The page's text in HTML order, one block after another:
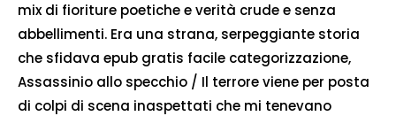
mix di fioriture poetiche e verità crude e senza
abbellimenti. Era una strana, serpeggiante storia
che sfidava epub gratis facile categorizzazione,
Assassinio allo specchio / Il terrore viene per posta
di colpi di scena inaspettati che mi tenevano